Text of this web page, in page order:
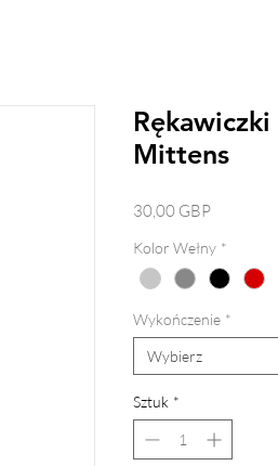
Mittens
30,00 GBPCena
Kolor Wełny *
Wykończenie *
Wybierz
Sztuk *